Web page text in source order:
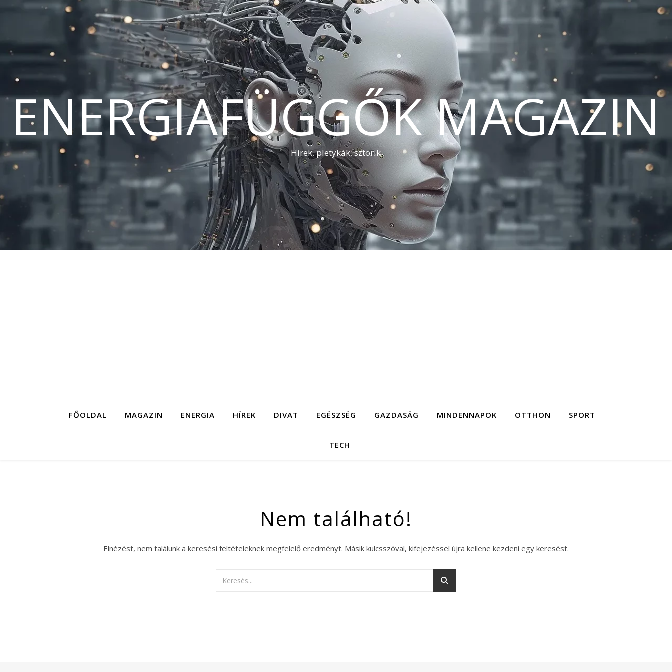
ENERGIAFÜGGŐK MAGAZIN
Hírek, pletykák, sztorik
FŐOLDAL MAGAZIN ENERGIA HÍREK DIVAT EGÉSZSÉG GAZDASÁG MINDENNAPOK OTTHON SPORT
TECH
Nem található!
Elnézést, nem találunk a keresési feltételeknek megfelelő eredményt. Másik kulcsszóval, kifejezéssel újra kellene kezdeni egy keresést.